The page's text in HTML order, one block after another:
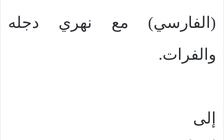
(الفارسي) مع نهري دجله
والفرات.
إلى